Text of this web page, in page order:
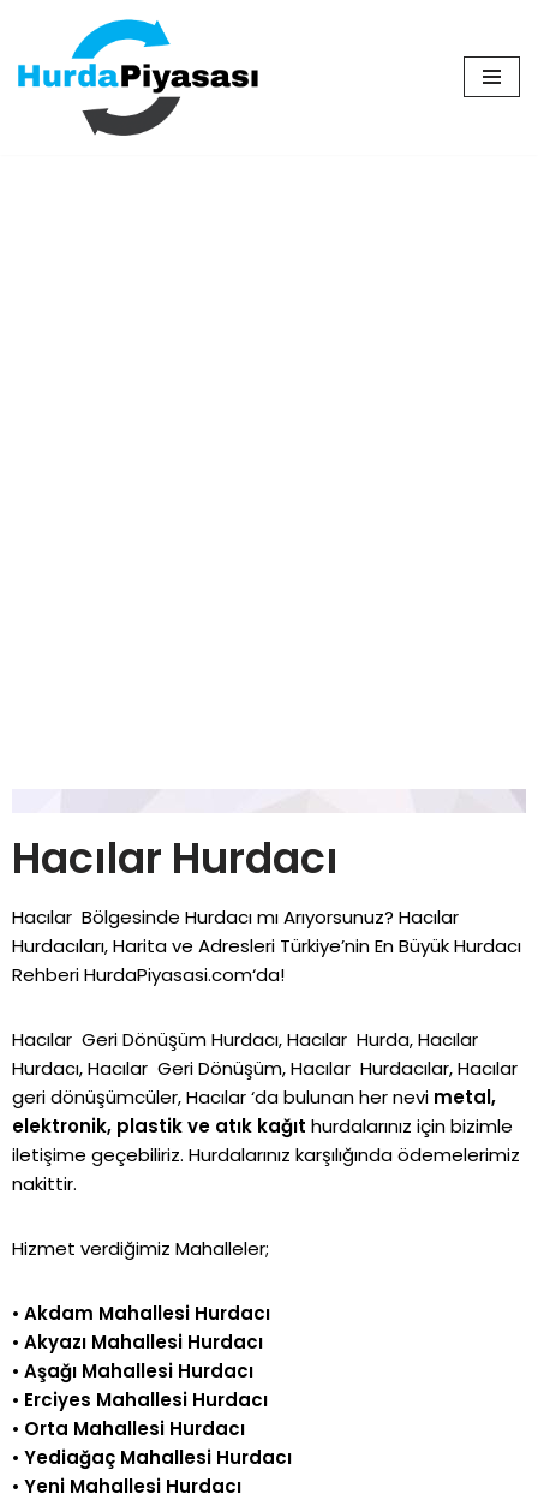
İçeriğe
geç
Hacılar Hurdacı
Hacılar Bölgesinde Hurdacı mı Arıyorsunuz? Hacılar
Hurdacıları, Harita ve Adresleri Türkiye’nin En Büyük Hurdacı
RehberiHurdaPiyasasi.com‘da!
Hacılar Geri Dönüşüm Hurdacı, Hacılar Hurda, Hacılar
Hurdacı, Hacılar Geri Dönüşüm, Hacılar Hurdacılar, Hacılar
geri dönüşümcüler, Hacılar ‘da bulunan her nevi metal,
elektronik, plastik ve atık kağıt hurdalarınız için bizimle
iletişime geçebiliriz. Hurdalarınız karşılığında ödemelerimiz
nakittir.
Hizmet verdiğimiz Mahalleler;
• Akdam Mahallesi Hurdacı
• Akyazı Mahallesi Hurdacı
• Aşağı Mahallesi Hurdacı
• Erciyes Mahallesi Hurdacı
• Orta Mahallesi Hurdacı
• Yediağaç Mahallesi Hurdacı
• Yeni Mahallesi Hurdacı